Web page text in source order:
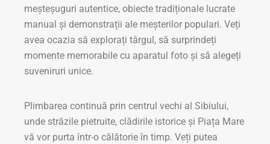
meșteșuguri autentice, obiecte tradiționale lucrate
manual și demonstrații ale meșterilor populari. Veți
avea ocazia să explorați târgul, să surprindeți
momente memorabile cu aparatul foto și să alegeți
suveniruri unice.
Plimbarea continuă prin centrul vechi al Sibiului,
unde străzile pietruite, clădirile istorice și Piața Mare
vă vor purta într-o călătorie în timp. Veți putea